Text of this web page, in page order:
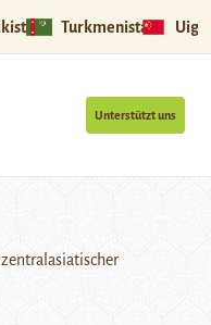
Turkmenistan
Unterstützt uns